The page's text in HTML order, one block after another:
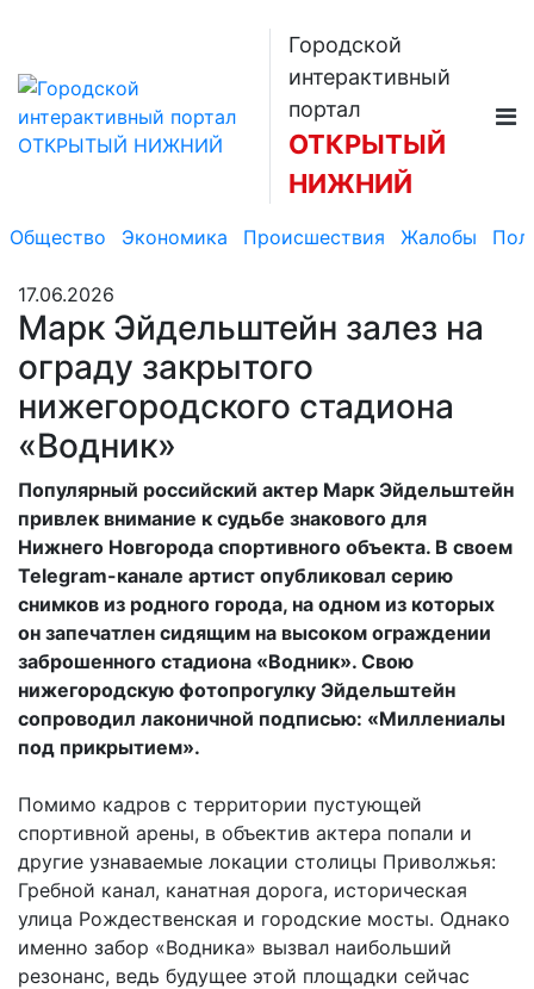
Городской
интерактивный
портал
ОТКРЫТЫЙ
НИЖНИЙ
Общество Экономика Происшествия Жалобы
17.06.2026
Марк Эйдельштейн залез на
ограду закрытого
нижегородского стадиона
«Водник»
Популярный российский актер Марк Эйдельштейн
привлек внимание к судьбе знакового для
Нижнего Новгорода спортивного объекта. В своем
Telegram-канале артист опубликовал серию
снимков из родного города, на одном из которых
он запечатлен сидящим на высоком ограждении
заброшенного стадиона «Водник». Свою
нижегородскую фотопрогулку Эйдельштейн
сопроводил лаконичной подписью: «Миллениалы
под прикрытием».
Помимо кадров с территории пустующей
спортивной арены, в объектив актера попали и
другие узнаваемые локации столицы Приволжья:
Гребной канал, канатная дорога, историческая
улица Рождественская и городские мосты. Однако
именно забор «Водника» вызвал наибольший
резонанс, ведь будущее этой площадки сейчас